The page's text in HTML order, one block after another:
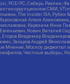
PC, Сибирь.Реалии,
СМИ,
The Insider SIA,
Алеся
Карезина
Ковин Виталий
Владимир
Захаров Андрей
Москоу диджитал
Честные выборы,